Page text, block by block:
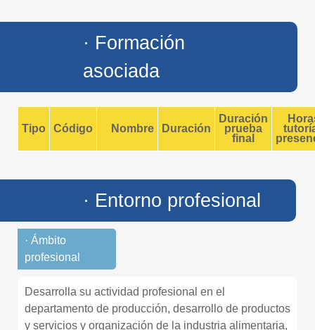
· Formación
asociada
Tipo Código Nombre Duración
Duración
prueba
final
· Entorno profesional
· Ámbito
profesional
Desarrolla su actividad profesional en el
departamento de producción, desarrollo de productos
y servicios y organización de la industria alimentaria,